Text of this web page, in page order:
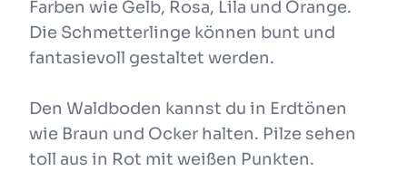
Farben wie Gelb, Rosa, Lila und Orange.
Die Schmetterlinge können bunt und
fantasievoll gestaltet werden.
Den Waldboden kannst du in Erdtönen
wie Braun und Ocker halten. Pilze sehen
toll aus in Rot mit weißen Punkten.